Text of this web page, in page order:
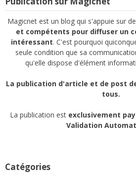
Magicnet est un blog qui s'appuie sur
et compétents pour diffuser un
intéressant. C'est pourquoi
seule condition que sa
qu'elle dispose d'élément
La publication d'article et de post
tous.
La publication est exclusivement
Validation
Catégories